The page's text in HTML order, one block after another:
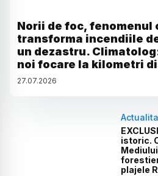
Norii de foc, fenomenul
transforma incendiile
un dezastru.
noi focare la kilometri
27.07.2026
istoric.
plajele